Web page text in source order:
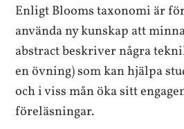
Enligt Blooms taxonomi är
använda ny kunskap att
abstract beskriver några
en övning) som kan hjälpa
och i viss mån öka sitt
föreläsningar.